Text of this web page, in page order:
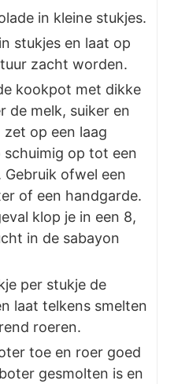
in kleine stukjes.
stukjes en laat op
zacht worden.
kookpot met dikke
de melk, suiker en
zet op een laag
op tot een
Gebruik ofwel een
of een handgarde.
klop je in een 8,
in de sabayon
per stukje de
laat telkens smelten
roeren.
toe en roer goed
gesmolten is en